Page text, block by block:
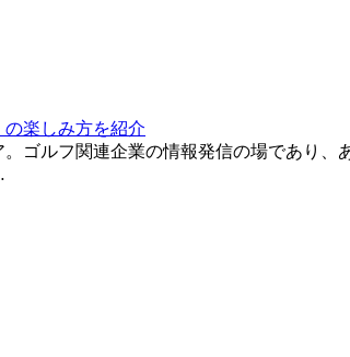
楽しみ方を紹介
ゴルフ関連企業の情報発信の場であり